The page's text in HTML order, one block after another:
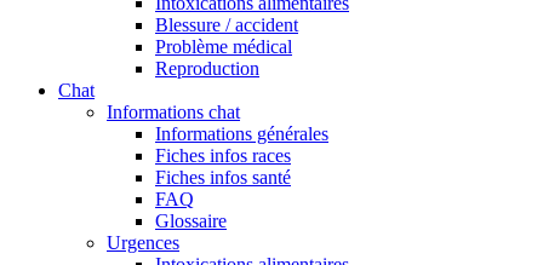
Blessure / accident
Problème médical
Reproduction
Chat
Informations chat
Informations générales
Fiches infos races
Fiches infos santé
FAQ
Glossaire
Urgences